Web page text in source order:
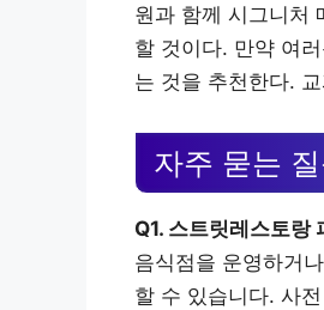
원과 함께 시그니처
할 것이다. 만약 여
는 것을 추천한다.
자주 묻는
Q1. 스트릿레스토랑
음식점을 운영하거
할 수 있습니다. 사